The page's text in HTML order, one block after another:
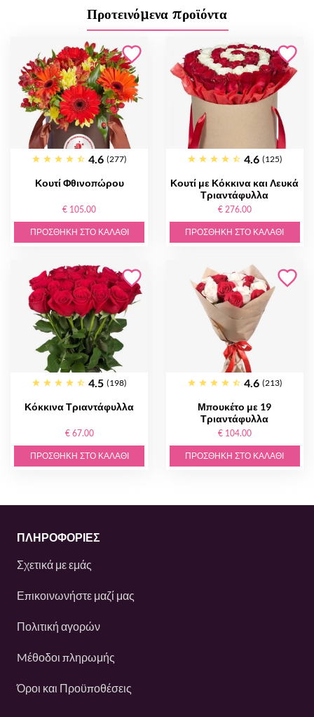
Προτεινόμενα προϊόντα
4.6 (277)
Κουτί Φθινοπώρου
€ 105.00
ΠΡΟΣΘΉΚΗ ΣΤΟ ΚΑΛΆΘΙ
4.6 (125)
Κουτί με Κόκκινα και Λευκά
Τριαντάφυλλα
€ 276.00
ΠΡΟΣΘΉΚΗ ΣΤΟ ΚΑΛΆΘΙ
4.5 (198)
Κόκκινα Τριαντάφυλλα
€ 67.00
ΠΡΟΣΘΉΚΗ ΣΤΟ ΚΑΛΆΘΙ
4.6 (213)
Μπουκέτο με 19
Τριαντάφυλλα
€ 104.00
ΠΡΟΣΘΉΚΗ ΣΤΟ ΚΑΛΆΘΙ
ΠΛΗΡΟΦΟΡΙΕΣ
Σχετικά με εμάς
Επικοινωνήστε μαζί μας
Πολιτική αγορών
Mέθοδοι πληρωμής
Όροι και Προϋποθέσεις